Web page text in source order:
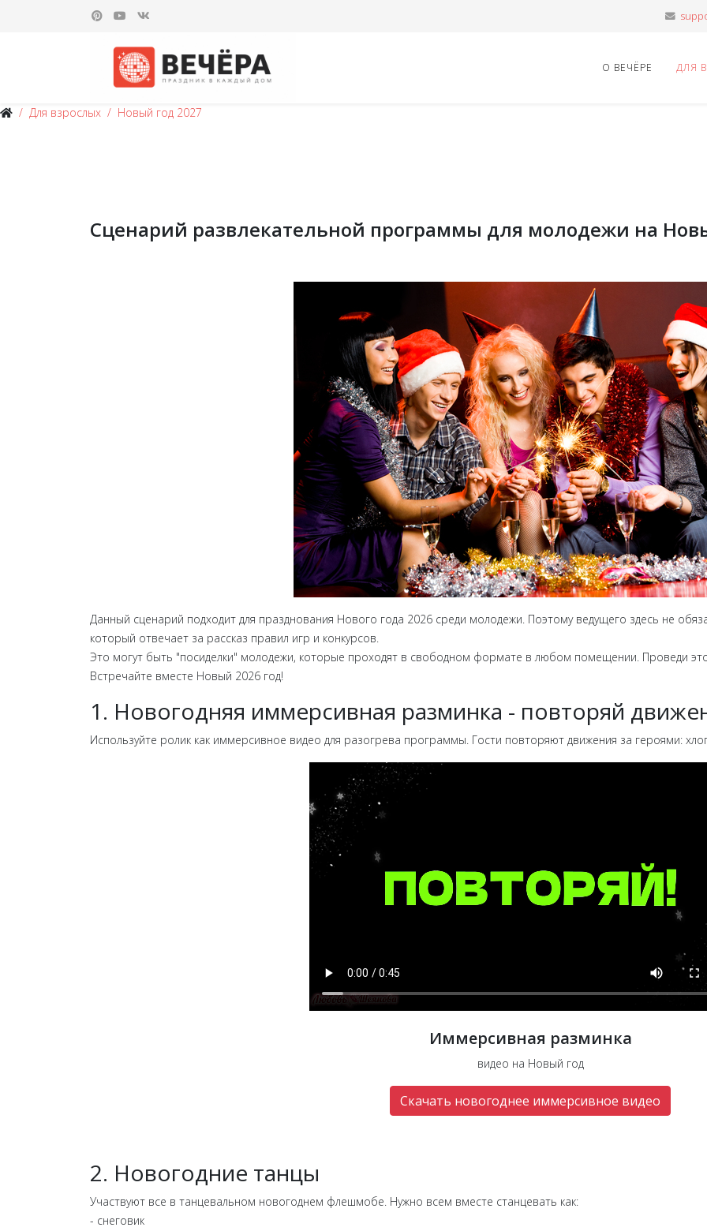
О ВЕЧЁРЕ ДЛЯ
Для взрослых Новый год 2027
Сценарий развлекательной программы для молодежи на
Данный сценарий подходит для празднования Нового года 2026 среди молодежи. Поэтому ведущего здесь не
который отвечает за рассказ правил игр и конкурсов.
Это могут быть "посиделки" молодежи, которые проходят в свободном формате в любом помещении. Проведи
Встречайте вместе Новый 2026 год!
1. Новогодняя иммерсивная разминка - повторяй
Используйте ролик как иммерсивное видео для разогрева программы. Гости повторяют движения за героями:
Иммерсивная разминка
видео на Новый год
Скачать новогоднее иммерсивное видео
2. Новогодние танцы
Участвуют все в танцевальном новогоднем флешмобе. Нужно всем вместе станцевать как:
- снеговик